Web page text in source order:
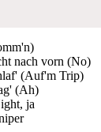
nach vorn (No)
(Auf'm Trip)
(Ah)
ja